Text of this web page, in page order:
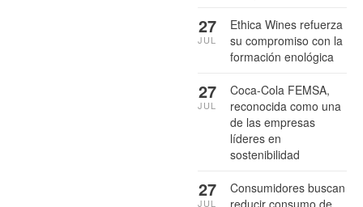
Ethica Wines refuerza
su compromiso con la
formación enológica
27
JUL
Coca-Cola FEMSA,
reconocida como una
de las empresas
líderes en
sostenibilidad
27
JUL
Consumidores buscan
reducir consumo de
27
JUL